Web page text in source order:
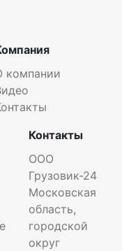
компании
Контакты
ООО
Грузовик-24
Московская
область,
городской
округ